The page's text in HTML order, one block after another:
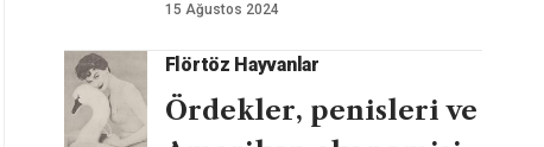
15 Ağustos 2024
Flörtöz Hayvanlar
Ördekler, penisleri ve